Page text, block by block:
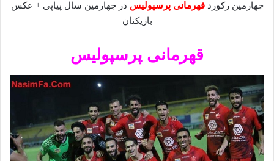
چهارمین رکوردقهرمانی پرسپولیس در چهارمین سال پیاپی + عکس
بازیکنان
قهرمانی پرسپولیس